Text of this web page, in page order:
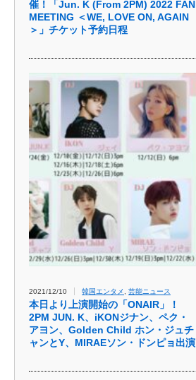
催！「Jun. K (From 2PM) 2022 FAN
MEETING ＜WE, LOVE ON, AGAIN
＞」チケット予約日程
2021/12/10 韓国エンタメ 芸能ニュース
本日より上演開始の「ONAIR」！
2PM JUN. K、iKONジナン、ペク・
アヨン、Golden Child ホン・ジュチ
ャンとY、MIRAEソン・ドンピョ出演